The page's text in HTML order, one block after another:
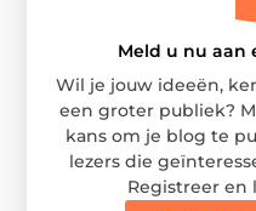
Meld u nu aan
Wil je jouw ideeën,
een groter publiek?
kans om je blog te
lezers die
Registreer en